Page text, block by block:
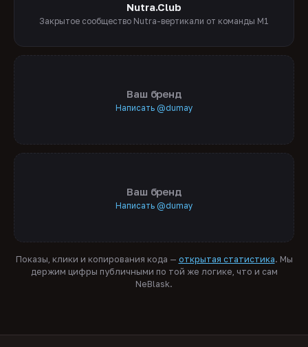
Nutra.Club
Закрытое сообщество Nutra-вертикали от команды M1
Ваш бренд
Написать @dumay
Ваш бренд
Написать @dumay
Показы, клики и копирования кода — открытая статистика. Мы
держим цифры публичными по той же логике, что и сам
NeBlask.